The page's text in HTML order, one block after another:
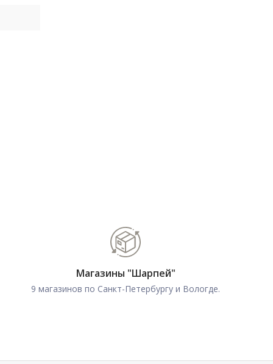
Магазины "Шарпей"
9 магазинов по Санкт-Петербургу и Вологде.